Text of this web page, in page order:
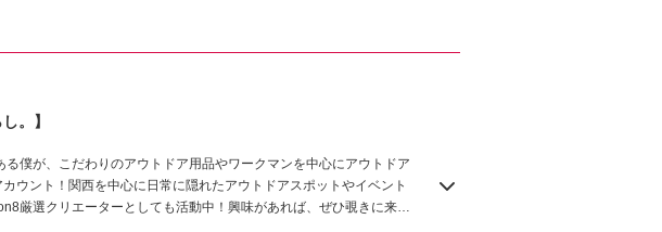
。】
る僕が、こだわりのアウトドア用品やワークマンを中心にアウトドア
ウント！関西を中心に日常に隠れたアウトドアスポットやイベント
厳選クリエーターとしても活動中！興味があれば、ぜひ覗きに来て